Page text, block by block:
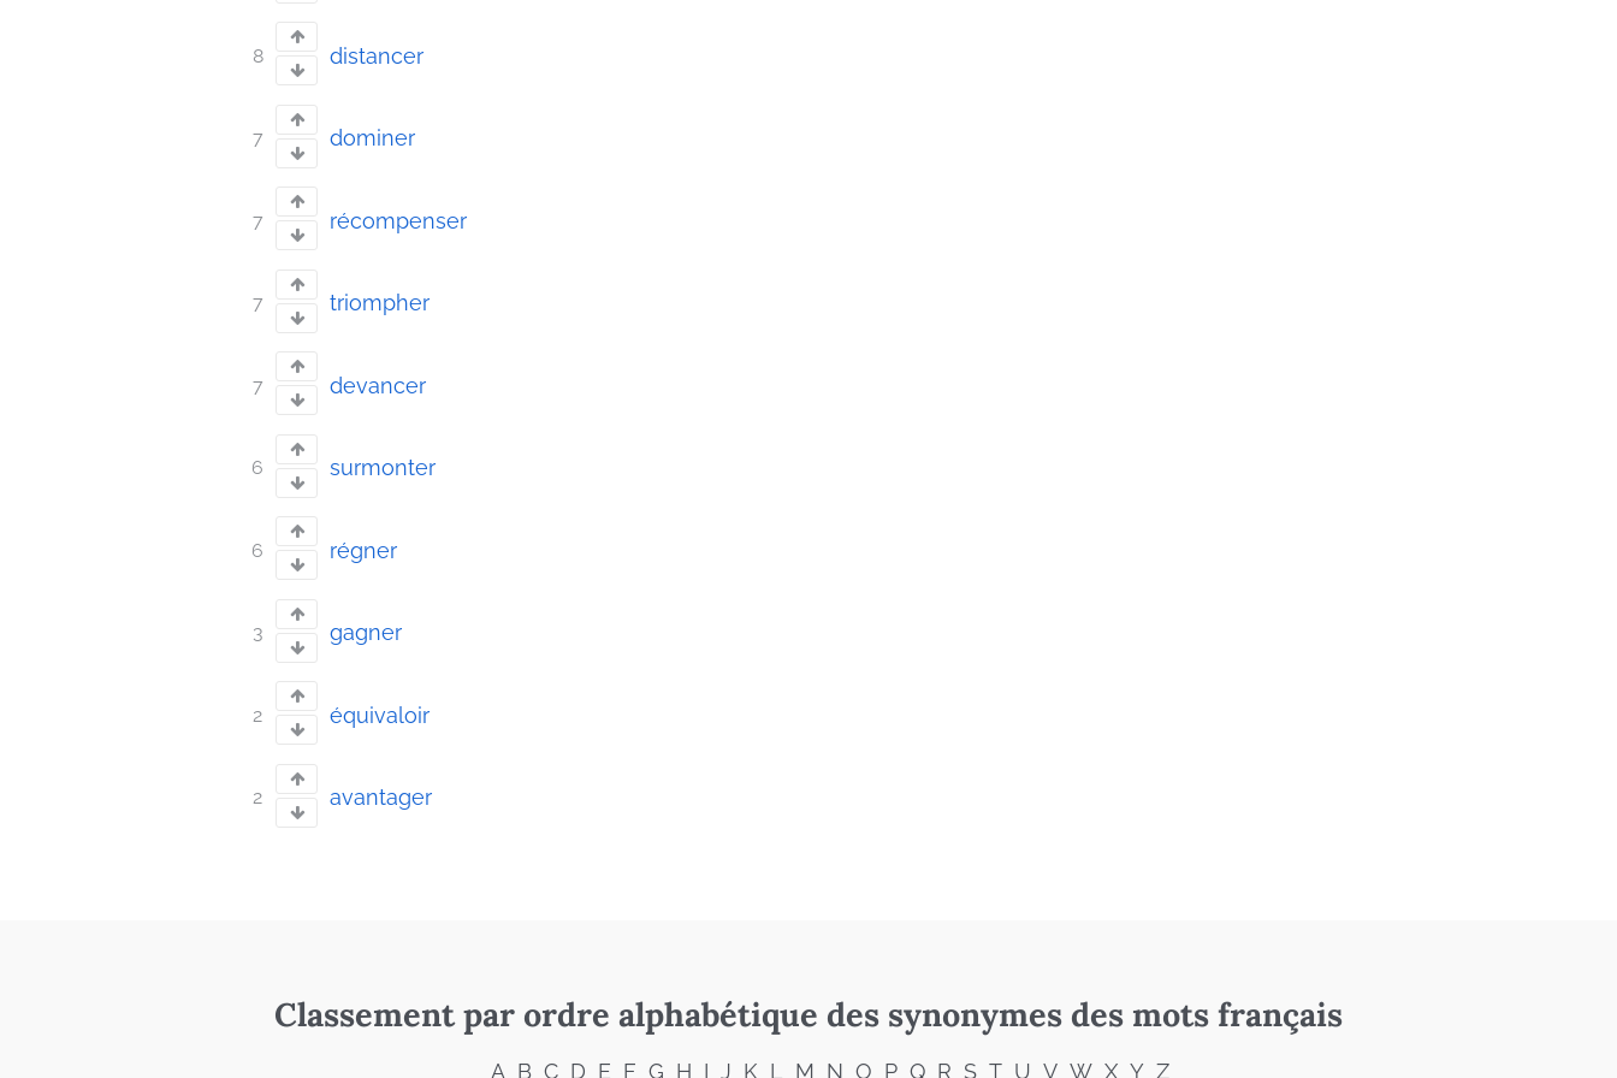
8 distancer
7 dominer
7 récompenser
7 triompher
7 devancer
6 surmonter
6 régner
3 gagner
2 équivaloir
2 avantager
Classement par ordre alphabétique des synonymes des mots français
A B C D E F G H I J K L M N O P Q R S T U V W X Y Z